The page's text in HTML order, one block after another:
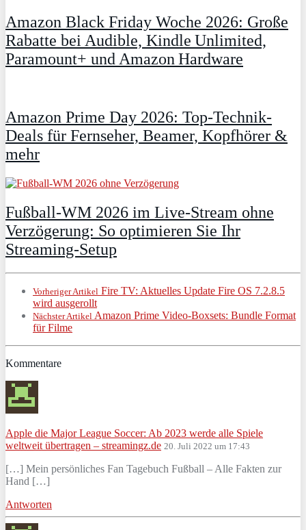
Amazon Black Friday Woche 2026: Große
Rabatte bei Audible, Kindle Unlimited,
Paramount+ und Amazon Hardware
Amazon Prime Day 2026: Top-Technik-
Deals für Fernseher, Beamer, Kopfhörer &
mehr
Fußball-WM 2026 im Live-Stream ohne
Verzögerung: So optimieren Sie Ihr
Streaming-Setup
Vorheriger Artikel Fire TV: Aktuelles Update Fire OS 7.2.8.5
wird ausgerollt
Nächster Artikel Amazon Prime Video-Boxsets: Bundle Format
für Filme
Kommentare
Apple die Major League Soccer: Ab 2023 werde alle Spiele
weltweit übertragen – streamingz.de 20. Juli 2022 um 17:43
[…] Mein persönliches Fan Tagebuch Fußball – Alle Fakten zur
Hand […]
Antworten